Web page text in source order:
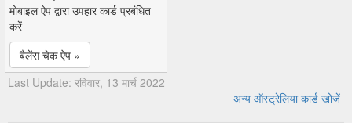
मोबाइल ऐप द्वारा उपहार कार्ड प्रबंधित
करें
बैलेंस चेक ऐप »
Last Update: रविवार, 13 मार्च 2022
अन्य ऑस्ट्रेलिया कार्ड खोजें